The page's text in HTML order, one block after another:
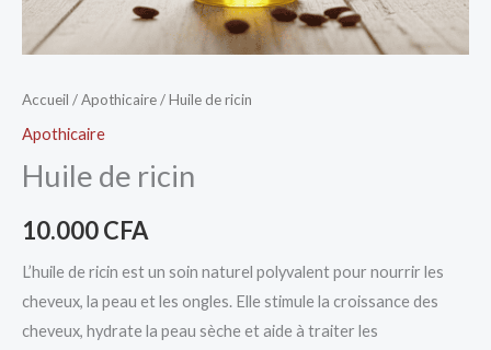
Accueil /Apothicaire/ Huile de ricin
Apothicaire
Huile de ricin
10.000CFA
L’huile de ricin est un soin naturel polyvalent pour nourrir les
cheveux, la peau et les ongles. Elle stimule la croissance des
cheveux, hydrate la peau sèche et aide à traiter les